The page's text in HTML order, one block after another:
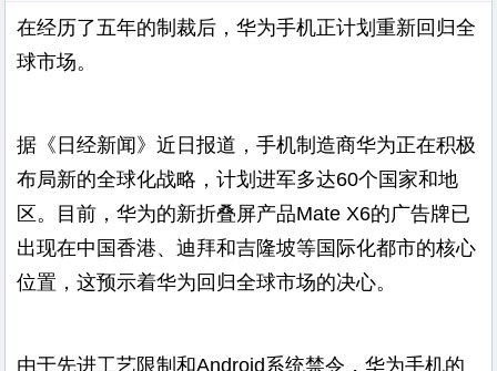
在经历了五年的制裁后，华为手机正计划重新回归全
球市场。
据《日经新闻》近日报道，手机制造商华为正在积极
布局新的全球化战略，计划进军多达60个国家和地
区。目前，华为的新折叠屏产品Mate X6的广告牌已
出现在中国香港、迪拜和吉隆坡等国际化都市的核心
位置，这预示着华为回归全球市场的决心。
由于先进工艺限制和Android系统禁令，华为手机的